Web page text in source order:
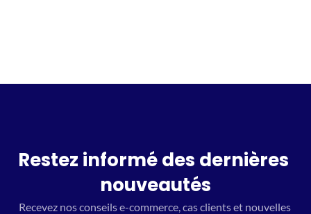
Restez informé des dernières
nouveautés
Recevez nos conseils e-commerce, cas clients et nouvelles